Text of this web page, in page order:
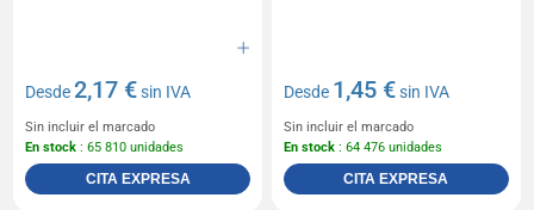
Desde2,17 €sin IVA
Sin incluir el marcado
En stock : 65 810 unidades
CITA EXPRESA
Desde 1,45 €sin IVA
Sin incluir el marcado
En stock : 64 476 unidades
CITA EXPRESA